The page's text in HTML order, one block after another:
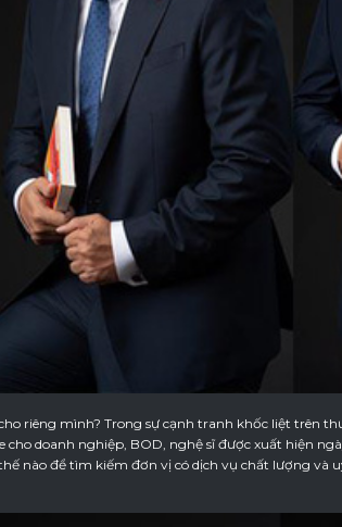
riêng mình? Trong sự cạnh tranh khốc liệt trên
doanh nghiệp, BOD, nghệ sĩ được xuất hiện
nào để tìm kiếm đơn vị có dịch vụ chất lượng và